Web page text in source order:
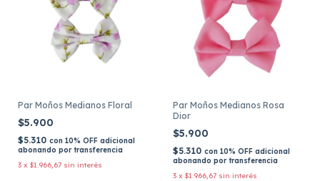
Par Moños Medianos Floral
$5.900
$5.310 con 10% OFF adicional
abonando por transferencia
3 x $1.966,67 sin interés
Par Moños Medianos Rosa
Dior
$5.900
$5.310 con 10% OFF adicional
abonando por transferencia
3 x $1.966,67 sin interés